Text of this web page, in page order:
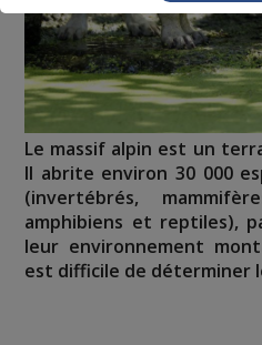
Le massif alpin est un
Il abrite environ 30 000
(invertébrés,
amphibiens et reptiles),
leur environnement
est difficile de déterminer